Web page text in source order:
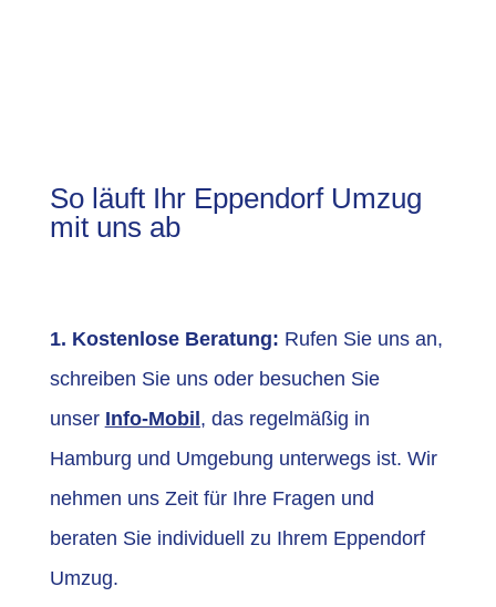
So läuft Ihr Eppendorf Umzug
mit uns ab
1. Kostenlose Beratung: Rufen Sie uns an,
schreiben Sie uns oder besuchen Sie
unser Info-Mobil , das regelmäßig in
Hamburg und Umgebung unterwegs ist. Wir
nehmen uns Zeit für Ihre Fragen und
beraten Sie individuell zu Ihrem Eppendorf
Umzug.